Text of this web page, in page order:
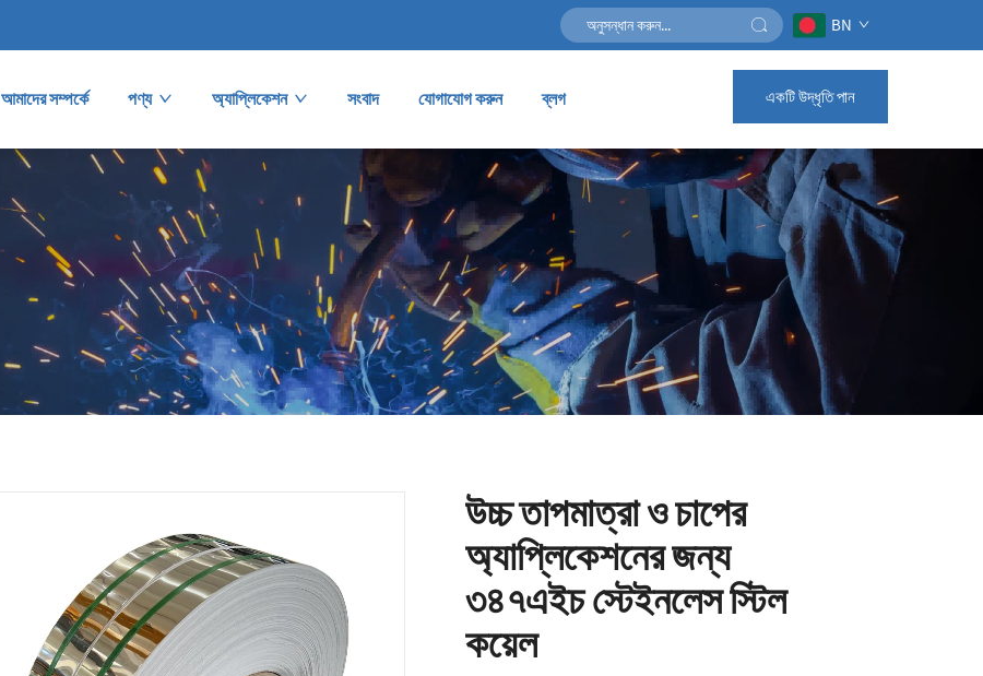
BN
আমাদের সম্পর্কে পণ্য অ্যাপ্লিকেশন সংবাদ যোগাযোগ করুন ব্লগ একটি উদ্ধৃতি পান
উচ্চ তাপমাত্রা ও চাপের
অ্যাপ্লিকেশনের জন্য
৩৪৭এইচ স্টেইনলেস স্টিল
কয়েল